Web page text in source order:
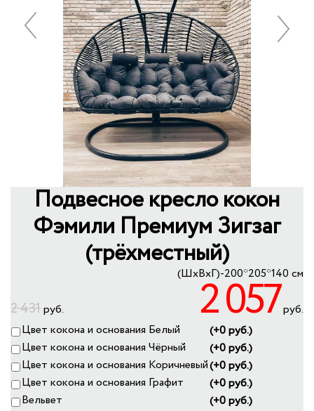
КРОВАТИ
КУХНИ
КРЕСЛА-КРОВАТИ
МЕБЕЛЬ ИЗ РОТАНГА
КОРПУСНАЯ МЕБЕЛЬ
МЕБЕЛЬ ИЗ МАССИВА
СПАЛЬНЫЕ ГАРНИТУРЫ
Previous
Подвесное кресло кокон
Фэмили Премиум Зигзаг
(трёхместный)
(ШхВхГ)-200*205*140 см
2 431руб. 2 057руб.
Цвет кокона и основания Белый
(+0 руб.)
Цвет кокона и основания Чёрный
(+0 руб.)
Цвет кокона и основания Коричневый(+0 руб.)
Цвет кокона и основания Графит
(+0 руб.)
Вельвет
(+0 руб.)